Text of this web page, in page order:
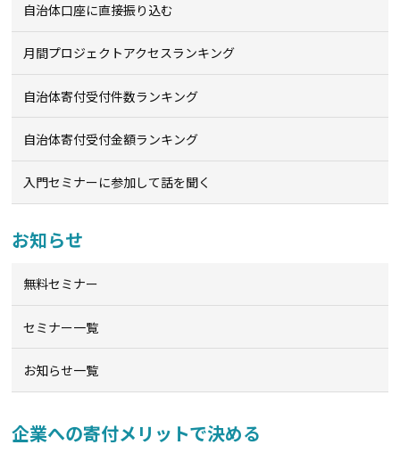
自治体口座に直接振り込む
月間プロジェクトアクセスランキング
自治体寄付受付件数ランキング
自治体寄付受付金額ランキング
入門セミナーに参加して話を聞く
お知らせ
無料セミナー
セミナー一覧
お知らせ一覧
企業への寄付メリットで決める